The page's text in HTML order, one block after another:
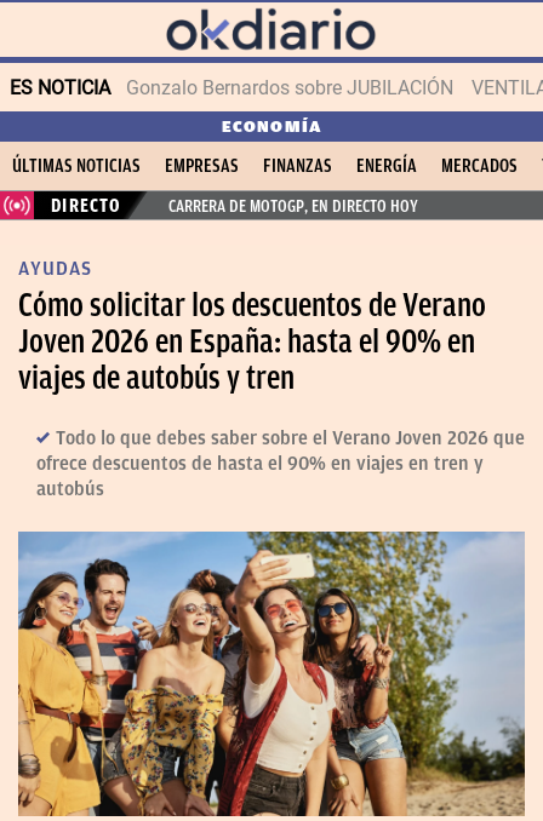
ES NOTICIA Gonzalo Bernardos sobre JUBILACIÓN
ECONOMÍA
ÚLTIMAS NOTICIAS EMPRESAS FINANZAS ENERGÍA MERCADOS
DIRECTO
CARRERA DE MOTOGP, EN DIRECTO HOY
AYUDAS
Cómo solicitar los descuentos de Verano
Joven 2026 en España: hasta el 90% en
viajes de autobús y tren
Todo lo que debes saber sobre el Verano Joven 2026 que
ofrece descuentos de hasta el 90% en viajes en tren y
autobús